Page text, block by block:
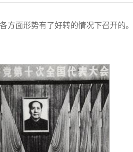
面形势有了好转的情况下召开的